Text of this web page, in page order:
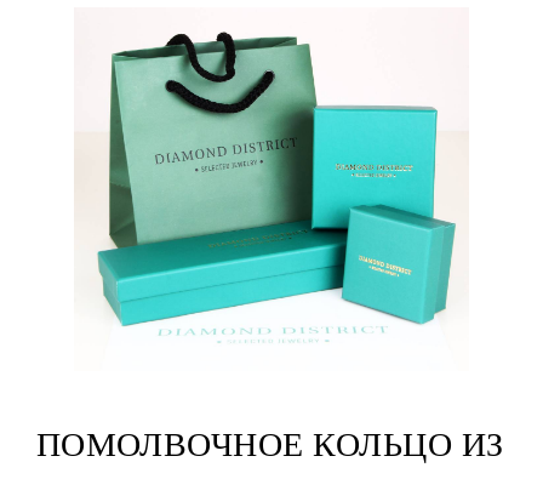
ПОМОЛВОЧНОЕ КОЛЬЦО ИЗ